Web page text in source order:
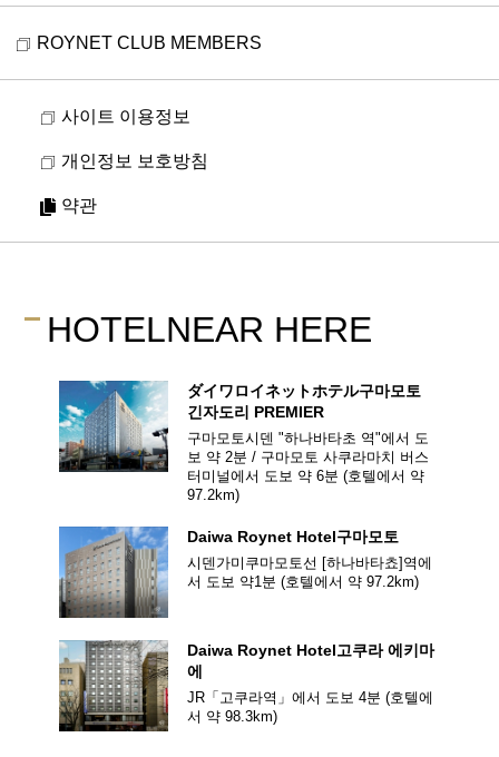
ROYNET CLUB MEMBERS
사이트 이용정보
개인정보 보호방침
약관
HOTELNEAR HERE
ダイワロイネットホテル구마모토
긴자도리 PREMIER
구마모토시덴 "하나바타초 역"에서 도
보 약 2분 / 구마모토 사쿠라마치 버스
터미널에서 도보 약 6분 (호텔에서 약
97.2km)
Daiwa Roynet Hotel구마모토
시덴가미쿠마모토선 [하나바타쵸]역에
서 도보 약1분 (호텔에서 약97.2km)
Daiwa Roynet Hotel고쿠라 에키마
에
JR「고쿠라역」에서 도보 4분 (호텔에
서 약98.3km)